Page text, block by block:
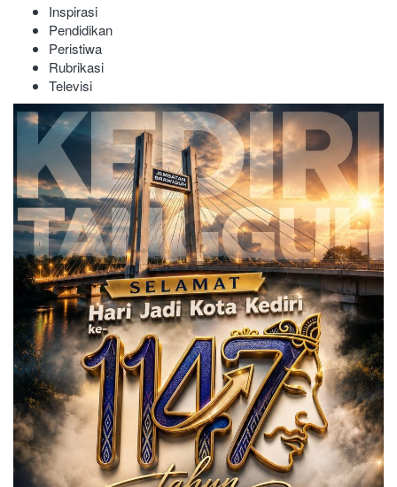
Inspirasi
Pendidikan
Peristiwa
Rubrikasi
Televisi